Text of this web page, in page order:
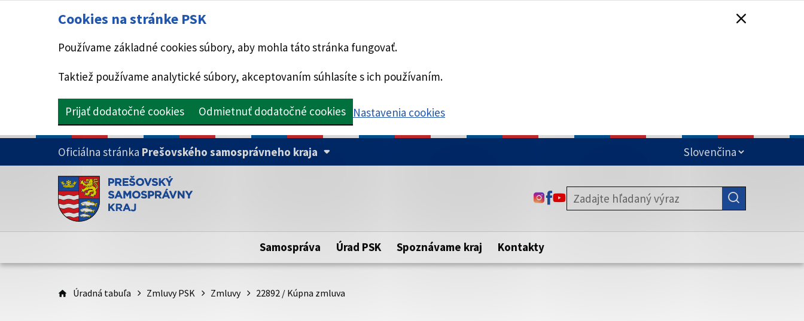
Cookies na stránke PSK
Používame základné cookies súbory, aby mohla táto stránka fungovať.
Taktiež používame analytické súbory, akceptovaním súhlasíte s ich používaním.
Prijať dodatočné cookies Odmietnuť dodatočné cookies Nastavenia cookies
PRESKOČIŤ NA HLAVNÝ OBSAH
Oficiálna stránka Prešovského samosprávneho kraja
Doména psk.sk je oficiálna
Toto je oficiálna webová stránka Prešovského samosprávneho kraja.
Táto stránka je zabezpečená
zabezpečenú webovú stránku. Zabezpečená stránka vždy začína
https:// pred názvom domény webového sídla.
ODKAZ SA OTVORÍ NA NOVEJ KARTE
ODKAZ SA OTVORÍ NA NOVEJ KARTE
ODKAZ SA OTVORÍ NA NOVEJ KARTE
Samospráva Úrad PSK Spoznávame kraj Kontakty
Úradná tabuľa Zmluvy PSK Zmluvy 22892 / Kúpna zmluva